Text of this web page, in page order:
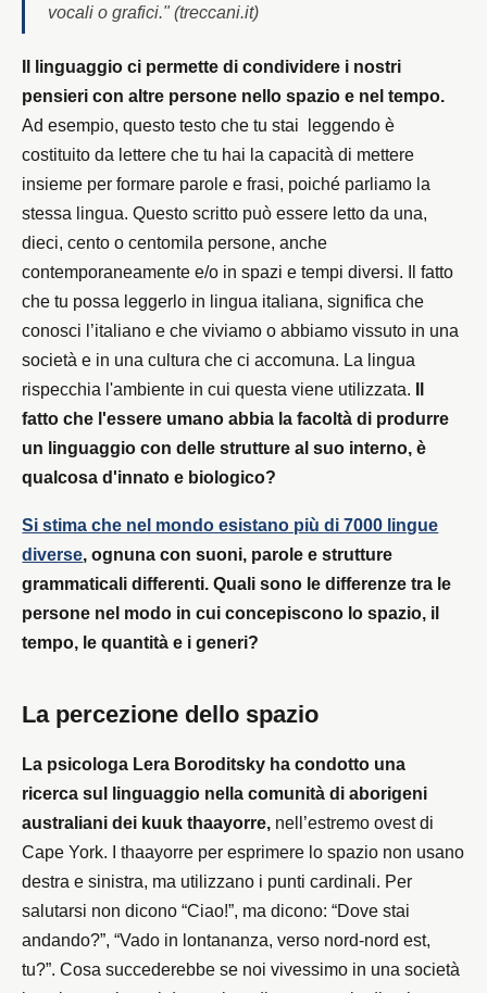
vocali o grafici." (treccani.it)
Il linguaggio ci permette di condividere i nostri
pensieri con altre persone nello spazio e nel tempo.
Ad esempio, questo testo che tu stai leggendo è
costituito da lettere che tu hai la capacità di mettere
insieme per formare parole e frasi, poiché parliamo la
stessa lingua. Questo scritto può essere letto da una,
dieci, cento o centomila persone, anche
contemporaneamente e/o in spazi e tempi diversi. Il fatto
che tu possa leggerlo in lingua italiana, significa che
conosci l’italiano e che viviamo o abbiamo vissuto in una
società e in una cultura che ci accomuna. La lingua
rispecchia l'ambiente in cui questa viene utilizzata.
fatto che l'essere umano abbia la facoltà di produrre
un linguaggio con delle strutture al suo interno, è
qualcosa d'innato e biologico?
Si stima che nel mondo esistano più di 7000 lingue
diverse, ognuna con suoni, parole e strutture
grammaticali differenti. Quali sono le differenze tra le
persone nel modo in cui concepiscono lo spazio, il
tempo, le quantità e i generi?
La percezione dello spazio
La psicologa Lera Boroditsky ha condotto una
ricerca sul linguaggio nella comunità di aborigeni
australiani dei kuuk thaayorre, nell’estremo ovest di
Cape York. I thaayorre per esprimere lo spazio non usano
destra e sinistra, ma utilizzano i punti cardinali. Per
salutarsi non dicono “Ciao!”, ma dicono: “Dove stai
andando?”, “Vado in lontananza, verso nord-nord est,
tu?”. Cosa succederebbe se noi vivessimo in una società